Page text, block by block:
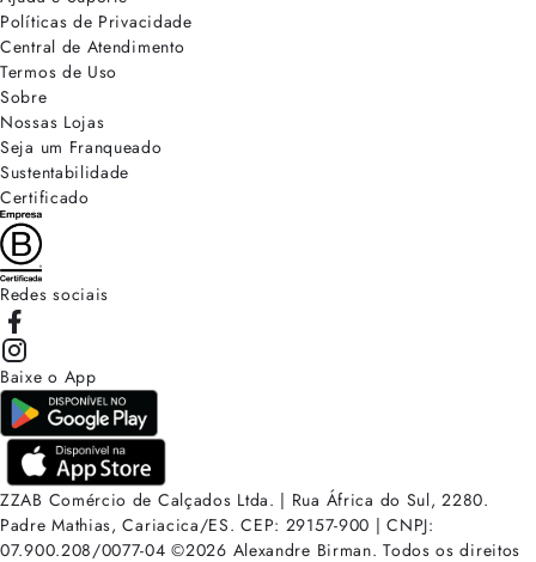
Políticas de Privacidade
Central de Atendimento
Termos de Uso
Sobre
Nossas Lojas
Seja um Franqueado
Sustentabilidade
Certificado
Redes sociais
Baixe o App
ZZAB Comércio de Calçados Ltda. | Rua África do Sul, 2280.
Padre Mathias, Cariacica/ES. CEP: 29157-900 | CNPJ:
07.900.208/0077-04 ©2026 Alexandre Birman. Todos os direitos